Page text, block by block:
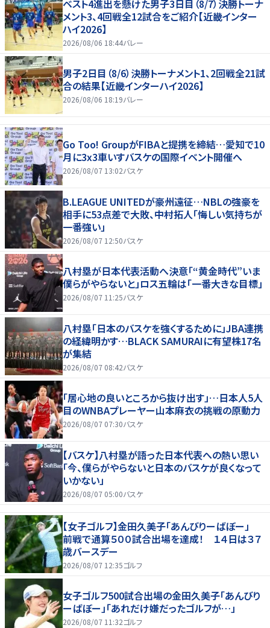
ベスト4進出を懸けた男子3日目（8/7）決勝トーナ
メント3、4回戦全12試合をご紹介【近畿インター
ハイ2026】
2026/08/06 18:44バレー
男子2日目（8/6）決勝トーナメント1、2回戦全21試
合の結果【近畿インターハイ2026】
2026/08/06 18:19バレー
Go Too! GroupがFIBAと提携を締結…愛知で10
月に3x3車いすバスケの国際イベント開催へ
2026/08/07 13:02バスケ
B.LEAGUE UNITEDが豪州遠征…NBLの強豪を
相手に53点差で大敗、中村拓人「悔しい気持ちが
一番強い」
2026/08/07 12:50バスケ
八村塁が日本代表活動へ決意「“黄金時代”いま
僕らがやらないと」ロス五輪は「一番大きな目標」
2026/08/07 11:25バスケ
八村塁「日本のバスケを強くするために」JBA連携
の経緯明かす…BLACK SAMURAIに有望株17名
が集結
2026/08/07 08:42バスケ
「居心地の良いところから抜け出す」…日本人5人
目のWNBAプレーヤー山本麻衣の挑戦の原動力
2026/08/07 07:30バスケ
【バスケ】八村塁が語った日本代表への熱い思い
「今、僕らがやらないと日本のバスケが良くなって
いかない」
2026/08/07 05:00バスケ
【女子ゴルフ】金田久美子「あんびりーばぼー」
前戦で通算５００試合出場を達成！ １４日は３７
歳バースデー
2026/08/07 12:35ゴルフ
女子ゴルフ500試合出場の金田久美子「あんびり
ーばぼー」「あれだけ嫌だったゴルフが…」
2026/08/07 11:32ゴルフ